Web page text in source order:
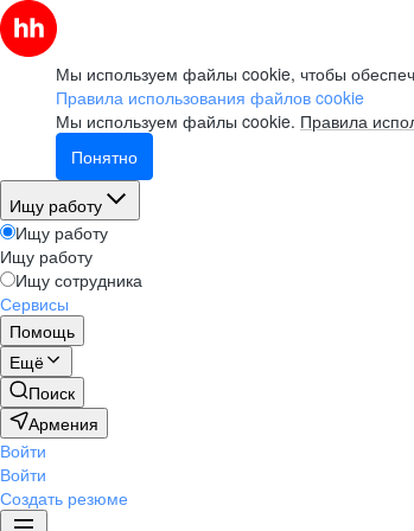
Мы используем файлы cookie, чтобы
Правила использования файлов cookie
Мы используем файлы cookie. Правила
Понятно
Ищу работу
Ищу работу
Ищу работу
Ищу сотрудника
Сервисы
Помощь
Ещё
Поиск
Армения
Войти
Войти
Создать резюме